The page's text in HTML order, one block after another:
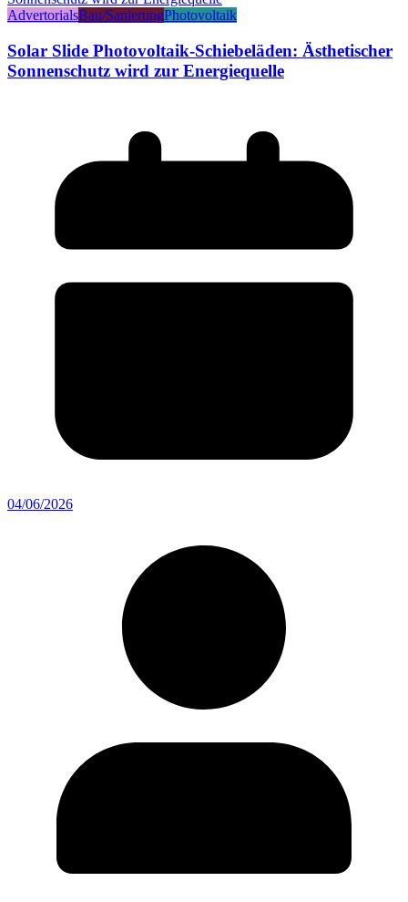
AdvertorialsBau/SanierungPhotovoltaik
Solar Slide Photovoltaik-Schiebeläden: Ästhetischer
Sonnenschutz wird zur Energiequelle
04/06/2026